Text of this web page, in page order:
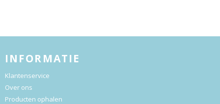
INFORMATIE
Klantenservice
Over ons
Producten ophalen